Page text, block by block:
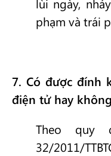
lùi ngày,
phạm và trái
7. Có được đính
điện tử hay
Theo
32/2011/